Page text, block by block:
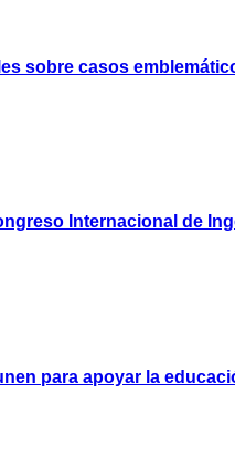
sobre casos
Internacional de
para apoyar la